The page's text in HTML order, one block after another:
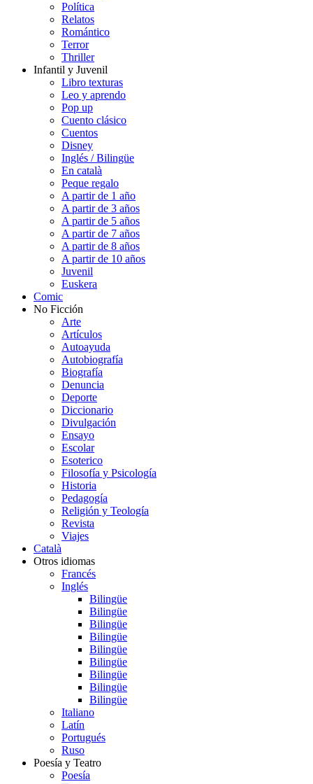
Política
Relatos
Romántico
Terror
Thriller
Infantil y Juvenil
Libro texturas
Leo y aprendo
Pop up
Cuento clásico
Cuentos
Disney
Inglés / Bilingüe
En català
Peque regalo
A partir de 1 año
A partir de 3 años
A partir de 5 años
A partir de 7 años
A partir de 8 años
A partir de 10 años
Juvenil
Euskera
Comic
No Ficción
Arte
Artículos
Autoayuda
Autobiografía
Biografía
Denuncia
Deporte
Diccionario
Divulgación
Ensayo
Escolar
Esoterico
Filosofía y Psicología
Historia
Pedagogía
Religión y Teología
Revista
Viajes
Català
Otros idiomas
Francés
Inglés
Bilingüe
Bilingüe
Bilingüe
Bilingüe
Bilingüe
Bilingüe
Bilingüe
Bilingüe
Bilingüe
Italiano
Latín
Portugués
Ruso
Poesía y Teatro
Poesía